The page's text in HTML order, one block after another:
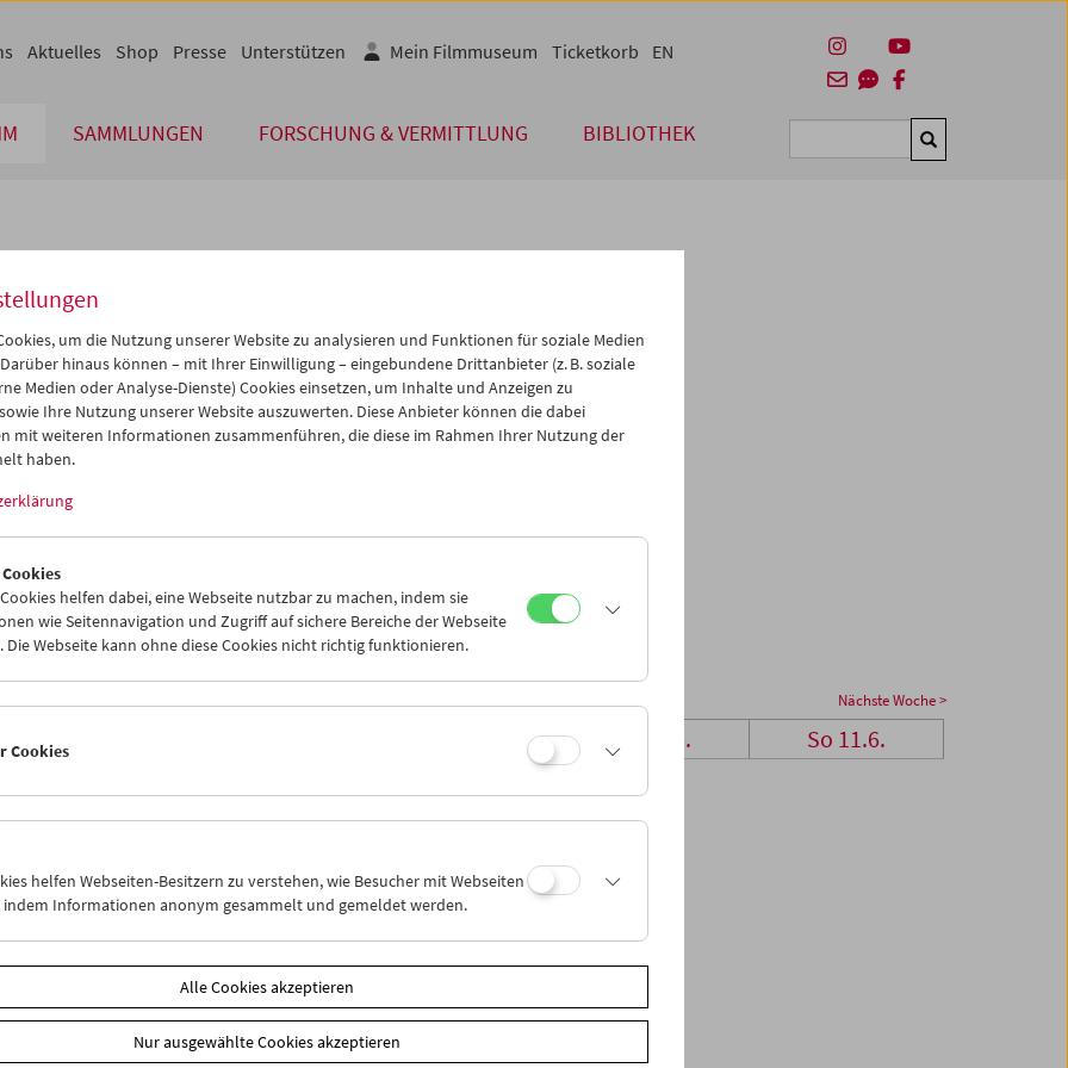
SAMMLUNGEN FORSCHUNG & VERMITTLUNG BIBLIOTHEK Suchen
Aktuelles Shop Presse Unterstützen Mein Filmmuseum Ticketkorb EN
Jun 2006 >>
Mi Do Fr Sa So
31 01 02 03
04
07 08 09 10
11
14 15
21 22
05
iCalender
Programmheft-PDF
English language or subtitles
Nächste Woche >
Mi 7.6. Sa 10.6. So 11.6.
um die Nutzung unserer Website zu analysieren und Funktionen für soziale Medien
hinaus können – mit Ihrer Einwilligung – eingebundene Drittanbieter (z. B. soziale
Medien oder Analyse-Dienste) Cookies einsetzen, um Inhalte und Anzeigen zu
Ihre Nutzung unserer Website auszuwerten. Diese Anbieter können die dabei
mit weiteren Informationen zusammenführen, die diese im Rahmen Ihrer Nutzung der
haben.
helfen dabei, eine Webseite nutzbar zu machen, indem sie
wie Seitennavigation und Zugriff auf sichere Bereiche der Webseite
Die Webseite kann ohne diese Cookies nicht richtig funktionieren.
Cookies
helfen Webseiten-Besitzern zu verstehen, wie Besucher mit Webseiten
indem Informationen anonym gesammelt und gemeldet werden.
Alle Cookies akzeptieren
Nur ausgewählte Cookies akzeptieren